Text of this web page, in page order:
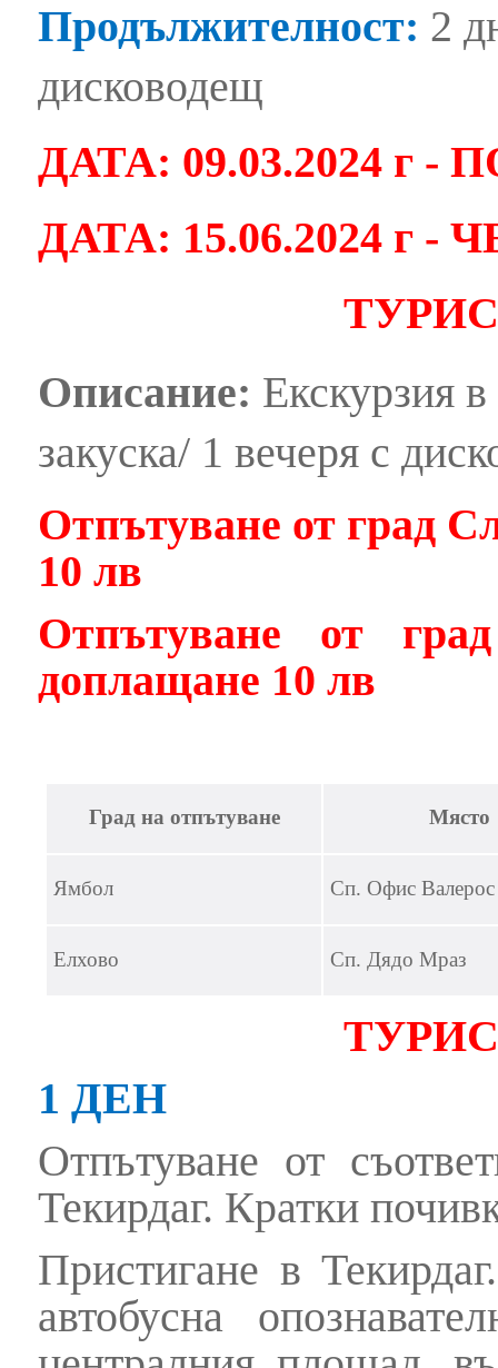
Продължителност: 2
дисководещ
ДАТА: 09.03.2024 г
ДАТА: 15.06.2024 г
Описание: Екскурзия
закуска/ 1 вечеря с
Отпътуване от град
10 лв
Отпътуване от
доплащане 10 лв
Град на отпътуване Място
Ямбол Сп. Офис Валерос
Елхово Сп. Дядо Мраз
1 ДЕН
Отпътуване от
Текирдаг. Кратки
Пристигане в
автобусна